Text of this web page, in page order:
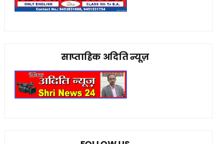
साप्ताहिक अदिति न्यूज़